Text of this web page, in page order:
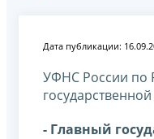
Дата публикации:
УФНС России по
- Главный